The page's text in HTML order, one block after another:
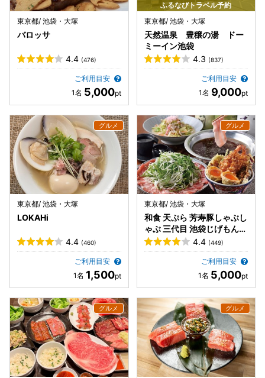
東京都/ 池袋・大塚
バロッサ
4.4 (476)
ご利用目安
5,000
ふるなびトラベル予約
東京都/ 池袋・大塚
天然温泉 豊穣の湯 ドー
ミーイン池袋
4.3 (837)
ご利用目安
9,000
東京都/ 池袋・大塚
LOKAHi
4.4 (460)
ご利用目安
1,500
東京都/ 池袋・大塚
和食 天ぷら 芳寿豚しゃぶし
ゃぶ 三代目 池袋じげもんと
ん
4.4 (449)
ご利用目安
5,000